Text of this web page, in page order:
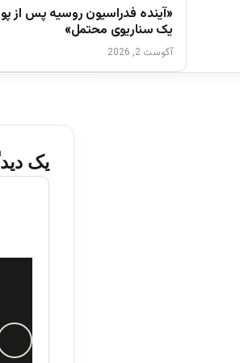
«آینده فدراسیون روسیه پس از
یک سناریوی محتمل»
آگوست 2, 2026
یک